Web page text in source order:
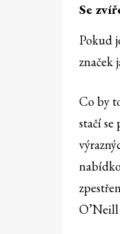
Se
Pokud
značek
Co by
stačí se
O’Neill